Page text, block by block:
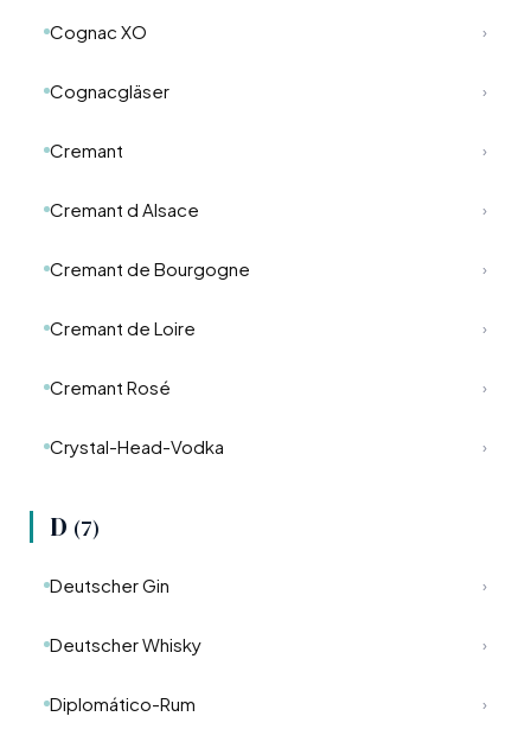
Cognac XO ›
Cognacgläser ›
Cremant ›
Cremant d Alsace ›
Cremant de Bourgogne ›
Cremant de Loire ›
Cremant Rosé ›
Crystal-Head-Vodka ›
D (7)
Deutscher Gin ›
Deutscher Whisky ›
Diplomático-Rum ›